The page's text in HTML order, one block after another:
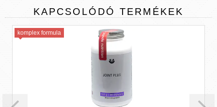
KAPCSOLÓDÓ TERMÉKEK
komplex formula